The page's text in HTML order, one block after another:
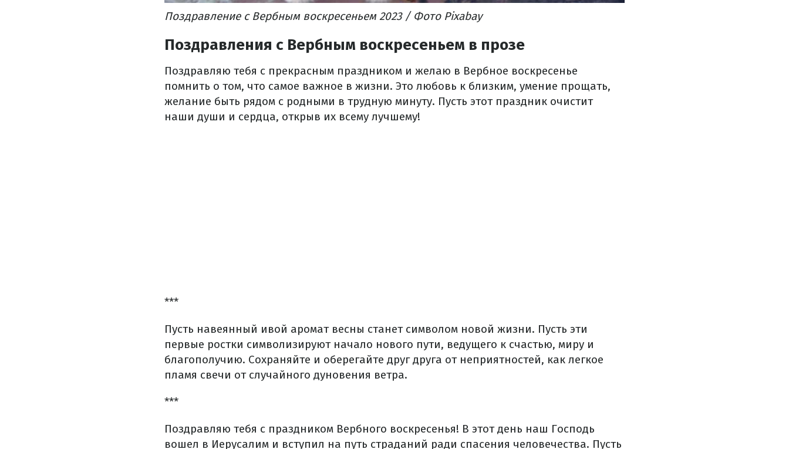
Поздравление с Вербным воскресеньем 2023 / Фото Pixabay
Поздравления с Вербным воскресеньем в прозе
Поздравляю тебя с прекрасным праздником и желаю в Вербное воскресенье
помнить о том, что самое важное в жизни. Это любовь к близким, умение прощать,
желание быть рядом с родными в трудную минуту. Пусть этот праздник очистит
наши души и сердца, открыв их всему лучшему!
***
Пусть навеянный ивой аромат весны станет символом новой жизни. Пусть эти
первые ростки символизируют начало нового пути, ведущего к счастью, миру и
благополучию. Сохраняйте и оберегайте друг друга от неприятностей, как легкое
пламя свечи от случайного дуновения ветра.
***
Поздравляю тебя с праздником Вербного воскресенья! В этот день наш Господь
вошел в Иерусалим и вступил на путь страданий ради спасения человечества. Пусть